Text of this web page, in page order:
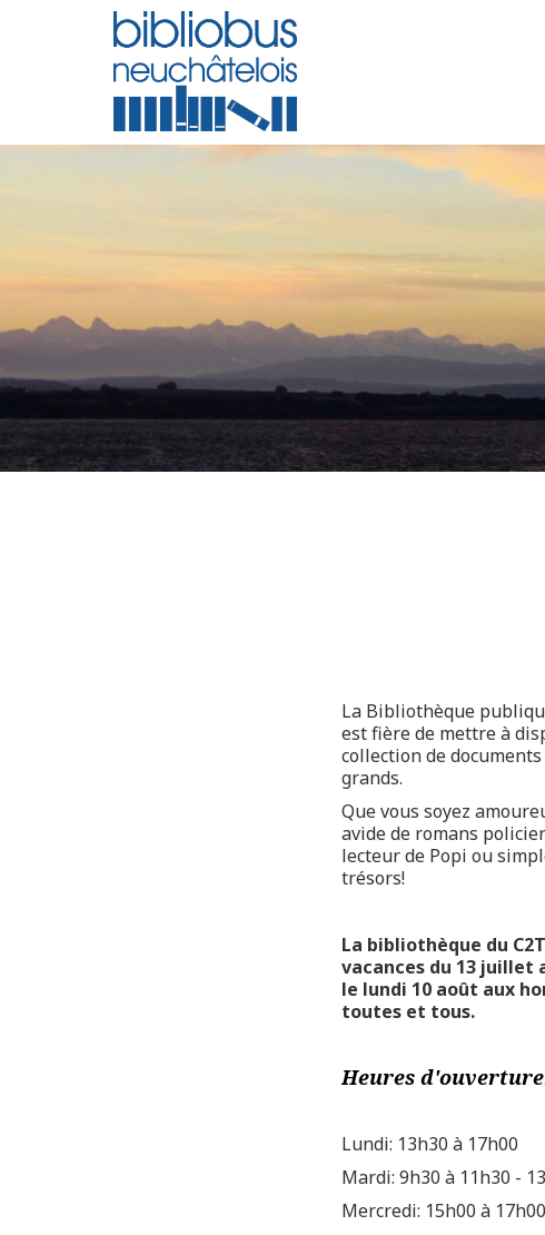
La Bibliothèque
est fière de mettre à
collection de
grands.
Que vous soyez
avide de romans
lecteur de Popi ou
trésors!
La bibliothèque du
vacances du 13 juillet
le lundi 10 août aux
toutes et tous.
Heures
Lundi: 13h30 à 17h00
Mardi: 9h30 à 11h30 -
Mercredi: 15h00 à 17h00